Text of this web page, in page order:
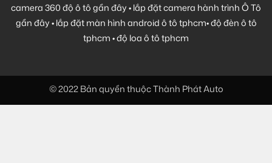
camera 360 độ ô tô gần đây•lắp đặt camera hành trình Ô Tô
gần đây•lắp đặt màn hình android ô tô tphcm•độ đèn ô tô
tphcm•độ loa ô tô tphcm
© 2022 Bản quyền thuộc Thành Phát Auto